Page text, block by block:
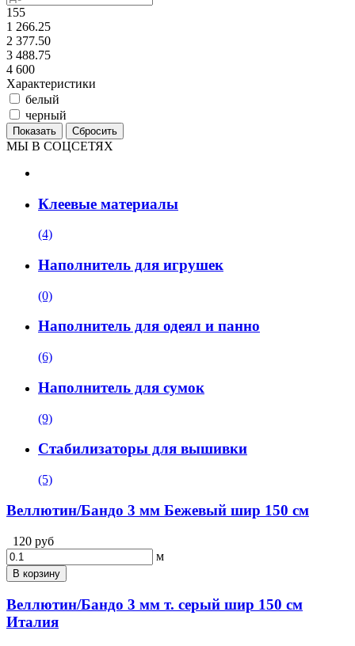
155
1 266.25
2 377.50
3 488.75
4 600
Характеристики
белый
черный
МЫ В СОЦСЕТЯХ
Клеевые материалы
(4)
Наполнитель для игрушек
(0)
Наполнитель для одеял и панно
(6)
Наполнитель для сумок
(9)
Стабилизаторы для вышивки
(5)
Веллютин/Бандо 3 мм Бежевый шир 150 см
120 руб
м
В корзину
Веллютин/Бандо 3 мм т. серый шир 150 см
Италия